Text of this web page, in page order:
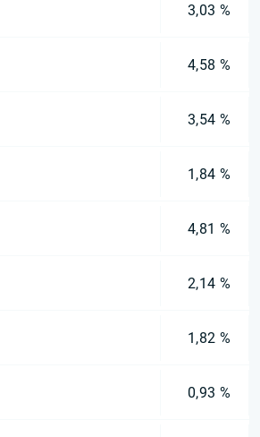
3,03 %
4,58 %
3,54 %
1,84 %
4,81 %
2,14 %
1,82 %
0,93 %